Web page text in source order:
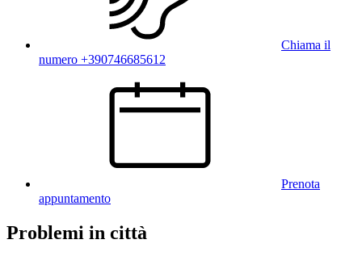
Chiama il
numero +390746685612
Prenota
appuntamento
Problemi in città